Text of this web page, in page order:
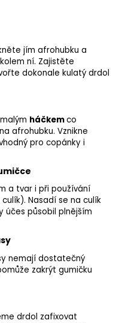
jím afrohubku a
ní. Zajistěte
dokonale kulatý drdol
háčkemco
afrohubku. Vznikne
pro copánky i
a tvar i při používání
Nasadí se na culík
účes působil plnějším
nemají dostatečný
zakrýt gumičku
drdol zafixovat